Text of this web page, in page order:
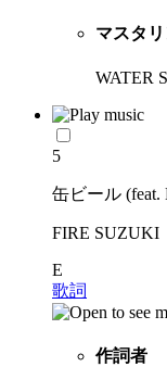
マスタ
WATER
5
缶ビール
FIRE SUZUKI
E
歌詞
作詞者